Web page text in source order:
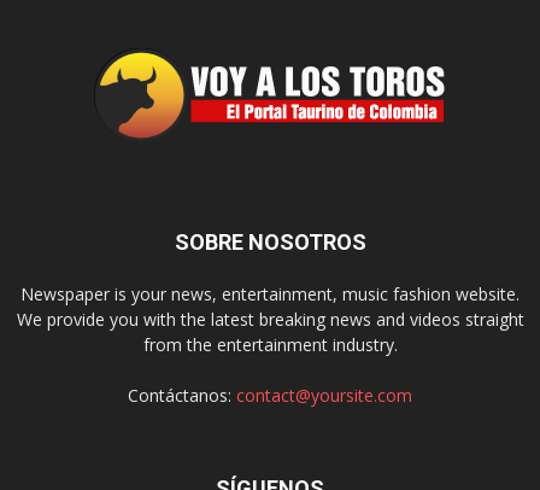
SOBRE NOSOTROS
Newspaper is your news, entertainment, music fashion website.
We provide you with the latest breaking news and videos straight
from the entertainment industry.
Contáctanos: contact@yoursite.com